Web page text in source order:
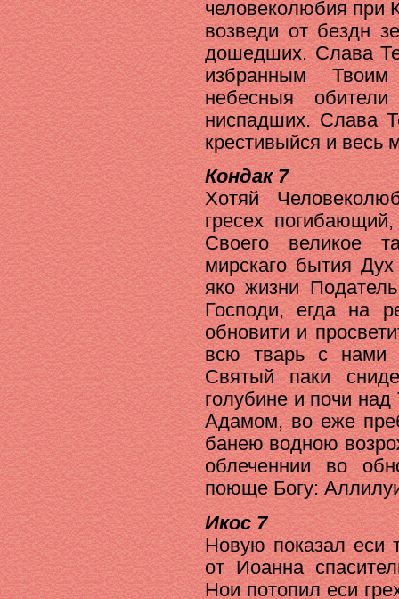
человеколюбия при
возведи от бездн
дошедших. Слава
избранным
небесныя
ниспадших. Слава
крестивыйся и весь
Кондак 7
Хотяй
гресех
Своего великое
мирскаго бытия
яко жизни
Господи, егда на
обновити и
всю тварь с нами
Святый паки
голубине и почи
Адамом, во еже
банею водною
облеченнии во
поюще Богу:
Икос 7
Новую показал еси
от Иоанна
Нои потопил еси